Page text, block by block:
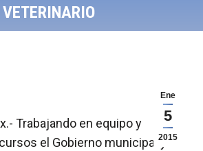
VETERINARIO
Ene
5
2015
Trabajando en equipo y
el Gobierno municipal y el